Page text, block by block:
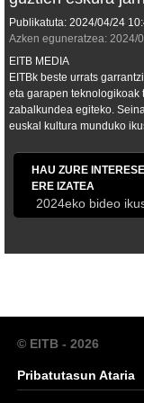
Publikatuta: 2024/04/24
Azken eguneratzea: 2024/
EITB MEDIA
EITBk beste urrats
eta garapen teknologikoak
zabalkundea egiteko.
euskal kultura munduko
HAU ZURE
ERE IZATEA
2024eko bideo
© EITB - 2026
Pribatutasun Ataria